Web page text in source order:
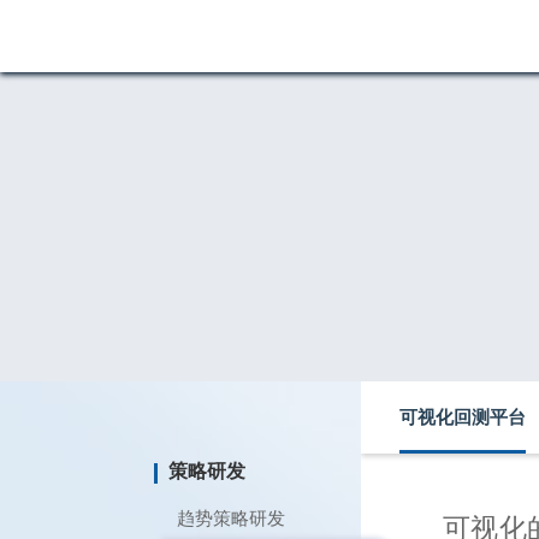
策略研发
趋势策略研发
可视化回测平台
可视化